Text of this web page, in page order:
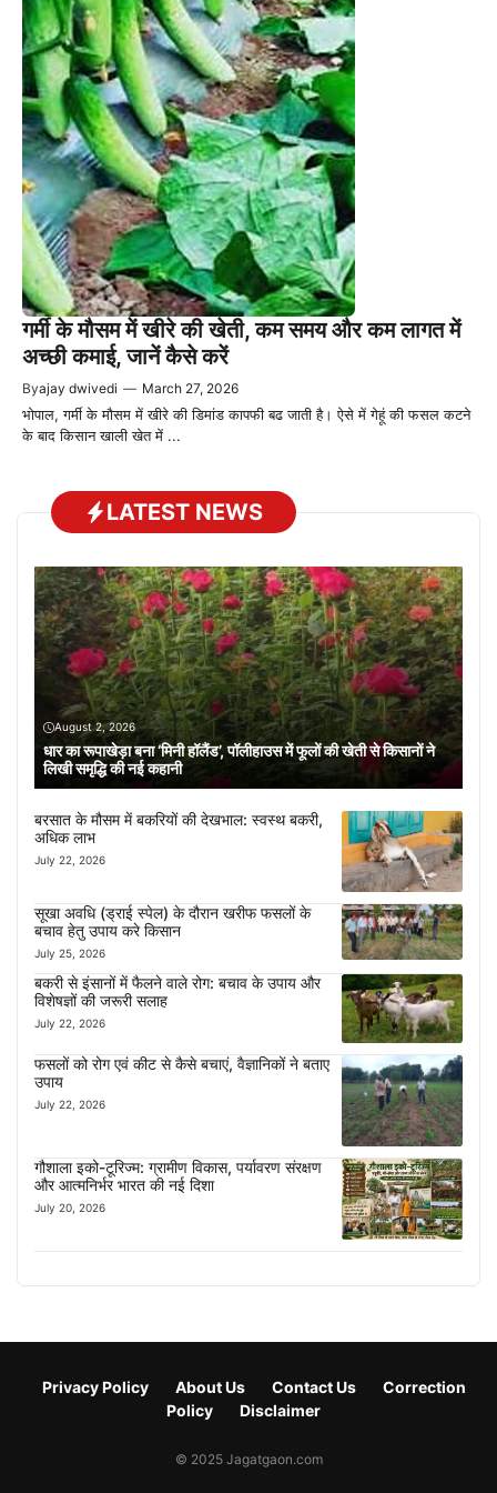
गर्मी के मौसम में खीरे की खेती, कम समय और कम लागत में
अच्छी कमाई, जानें कैसे करें
Byajay dwivedi — March 27, 2026
भोपाल, गर्मी के मौसम में खीरे की डिमांड कापफी बढ जाती है। ऐसे में गेहूं की फसल कटने
के बाद किसान खाली खेत में ...
LATEST NEWS
August 2, 2026
धार का रूपाखेड़ा बना ‘मिनी हॉलैंड’, पॉलीहाउस में फूलों की खेती से किसानों ने
लिखी समृद्धि की नई कहानी
बरसात के मौसम में बकरियों की देखभाल: स्वस्थ बकरी,
अधिक लाभ
July 22, 2026
सूखा अवधि (ड्राई स्पेल) के दौरान खरीफ फसलों के
बचाव हेतु उपाय करे किसान
July 25, 2026
बकरी से इंसानों में फैलने वाले रोग: बचाव के उपाय और
विशेषज्ञों की जरूरी सलाह
July 22, 2026
फसलों को रोग एवं कीट से कैसे बचाएं, वैज्ञानिकों ने बताए
उपाय
July 22, 2026
गौशाला इको-टूरिज्म: ग्रामीण विकास, पर्यावरण संरक्षण
और आत्मनिर्भर भारत की नई दिशा
July 20, 2026
Privacy Policy About Us Contact Us
Correction
Policy
Disclaimer
© 2025 Jagatgaon.com